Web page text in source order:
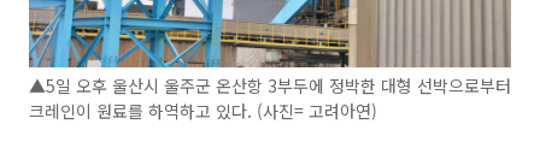
▲5일 오후 울산시 울주군 온산항 3부두에 정박한 대형 선박으로부터
크레인이 원료를 하역하고 있다. (사진= 고려아연)